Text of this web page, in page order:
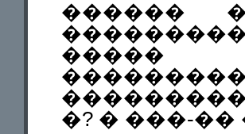
������
�����
�? � ���-